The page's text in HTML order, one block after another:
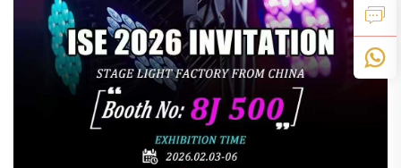
pentas kami...